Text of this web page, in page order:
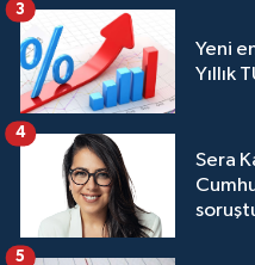
Yeni
Yıllık
3
Sera
4
5